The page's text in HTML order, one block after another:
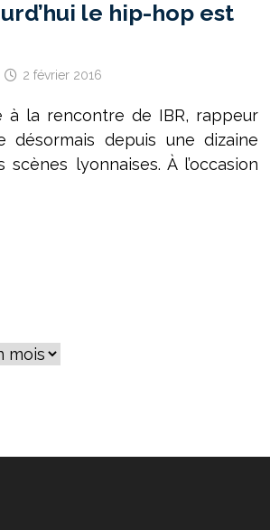
le hip-hop est
2 février 2016
à la rencontre de IBR, rappeur
désormais depuis une dizaine
scènes lyonnaises. À l’occasion